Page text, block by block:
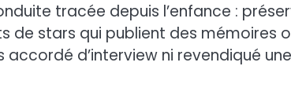
tracée depuis l’enfance :
de stars qui publient des mémoires
d’interview ni revendiqué une